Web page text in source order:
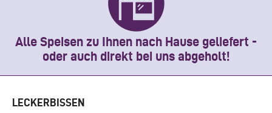
Alle Speisen zu Ihnen nach Hause geliefert -
oder auch direkt bei uns abgeholt!
LECKERBISSEN